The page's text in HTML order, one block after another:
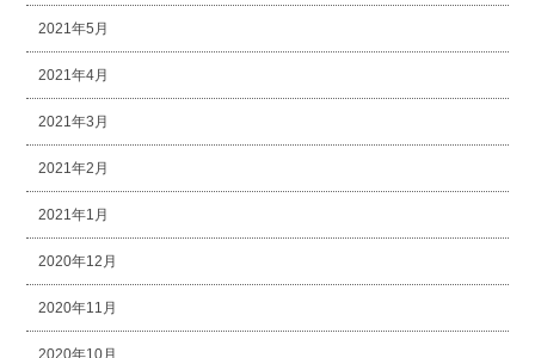
2021年5月
2021年4月
2021年3月
2021年2月
2021年1月
2020年12月
2020年11月
2020年10月